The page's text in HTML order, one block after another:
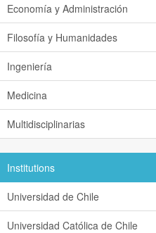
Economía y Administración
Filosofía y Humanidades
Ingeniería
Medicina
Multidisciplinarias
Institutions
Universidad de Chile
Universidad Católica de Chile